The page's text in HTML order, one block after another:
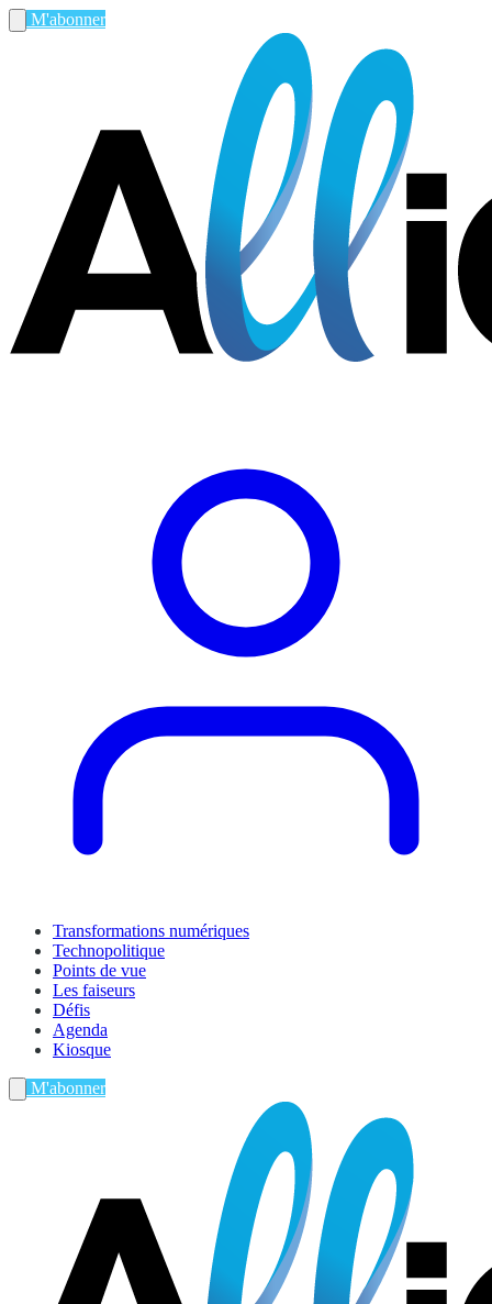
M'abonner
Transformations numériques
Technopolitique
Points de vue
Les faiseurs
Défis
Agenda
Kiosque
M'abonner